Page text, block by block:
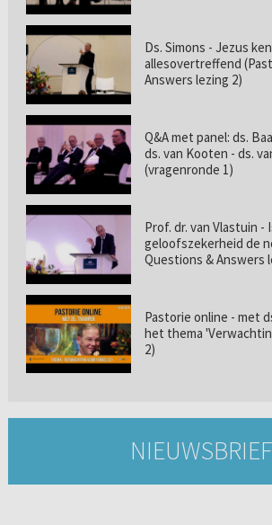
Ds. Simons - Jezus
allesovertreffend
Answers lezing 2)
Q&A met panel: ds.
ds. van Kooten - ds.
(vragenronde 1)
Prof. dr. van Vlastuin -
geloofszekerheid de
Questions & Answers
Pastorie online - met
het thema
2)
NIEUWSBRIEF